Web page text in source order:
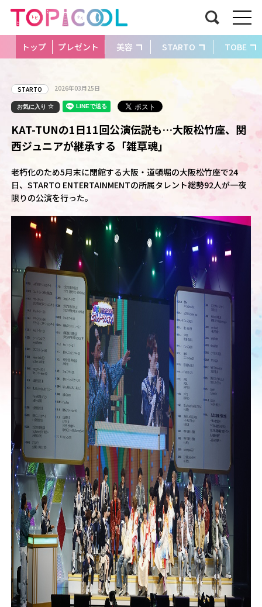
トップ プレゼント 美容 STARTO TOBE
STARTO 2026年03月25日
お気に入り
KAT-TUNの1日11回公演伝説も…大阪松竹座、関
西ジュニアが継承する「雑草魂」
老朽化のため5月末に閉館する大阪・道頓堀の大阪松竹座で24
日、STARTO ENTERTAINMENTの所属タレント総勢92人が一夜
限りの公演を行った。